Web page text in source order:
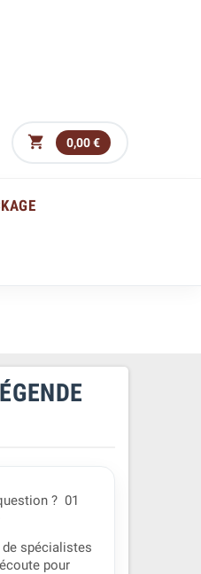
 0,00 €
? 01
de spécialistes
pour